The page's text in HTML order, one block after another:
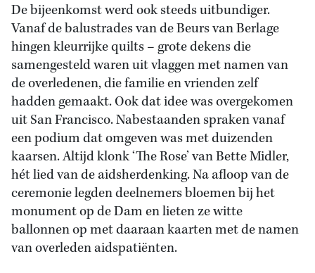
De bijeenkomst werd ook steeds uitbundiger.
Vanaf de balustrades van de Beurs van Berlage
hingen kleurrijke quilts – grote dekens die
samengesteld waren uit vlaggen met namen van
de overledenen, die familie en vrienden zelf
hadden gemaakt. Ook dat idee was overgekomen
uit San Francisco. Nabestaanden spraken vanaf
een podium dat omgeven was met duizenden
kaarsen. Altijd klonk ‘The Rose’ van Bette Midler,
hét lied van de aidsherdenking. Na afloop van de
ceremonie legden deelnemers bloemen bij het
monument op de Dam en lieten ze witte
ballonnen op met daaraan kaarten met de namen
van overleden aidspatiënten.